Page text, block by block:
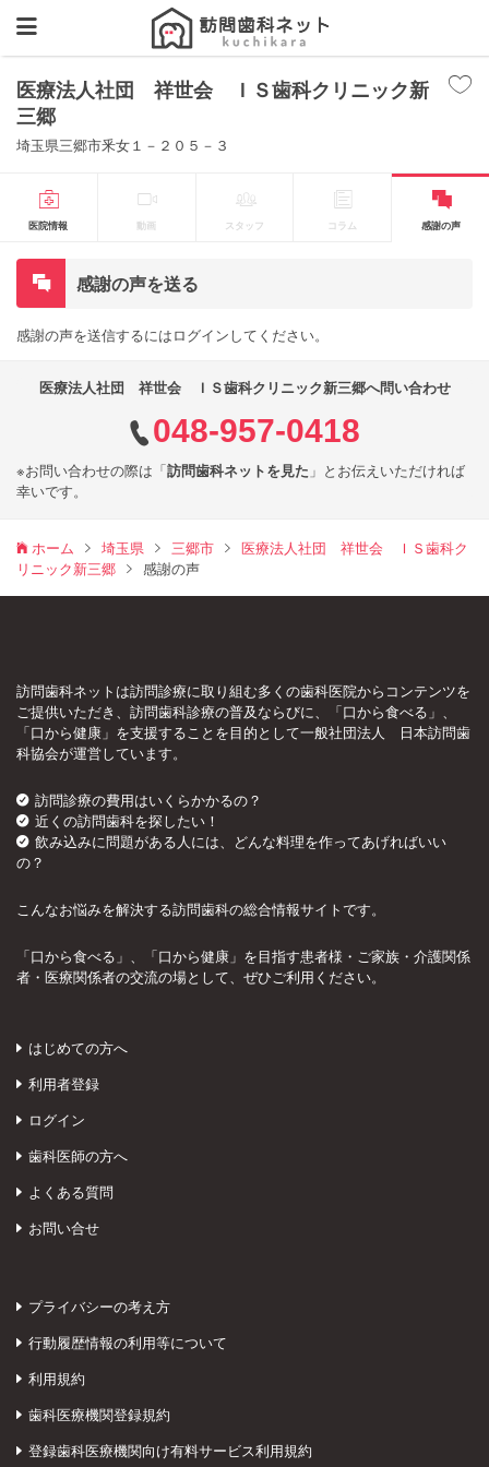
医療法人社団 祥世会 ＩＳ歯科クリニック新
三郷
埼玉県三郷市釆女１－２０５－３
医院情報 動画 スタッフ コラム 感謝の声
感謝の声を送る
感謝の声を送信するにはログインしてください。
医療法人社団 祥世会 ＩＳ歯科クリニック新三郷へ問い合わせ
048-957-0418
※お問い合わせの際は「訪問歯科ネットを見た 」とお伝えいただければ
幸いです。
ホーム 埼玉県 三郷市
医療法人社団 祥世会 ＩＳ歯科ク
リニック新三郷
感謝の声
訪問歯科ネットは訪問診療に取り組む多くの歯科医院からコンテンツを
ご提供いただき、訪問歯科診療の普及ならびに、「口から食べる」、
「口から健康」を支援することを目的として一般社団法人 日本訪問歯
科協会が運営しています。
訪問診療の費用はいくらかかるの？
近くの訪問歯科を探したい！
飲み込みに問題がある人には、どんな料理を作ってあげればいい
の？
こんなお悩みを解決する訪問歯科の総合情報サイトです。
「口から食べる」、「口から健康」を目指す患者様・ご家族・介護関係
者・医療関係者の交流の場として、ぜひご利用ください。
はじめての方へ
利用者登録
ログイン
歯科医師の方へ
よくある質問
お問い合せ
プライバシーの考え方
行動履歴情報の利用等について
利用規約
歯科医療機関登録規約
登録歯科医療機関向け有料サービス利用規約